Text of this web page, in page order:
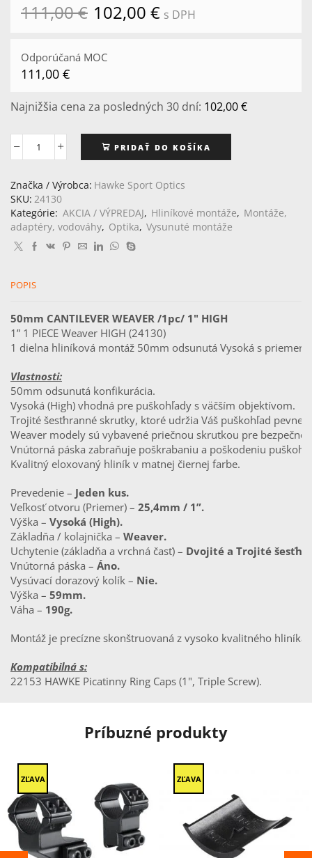
111,00€ Pôvodná
cena
111,00 €.
102,00 €Aktuálna
cena
s DPH
Odporúčaná MOC
111,00 €
Najnižšia cena za posledných 30 dní: 102,00€
množstvo
Tactical
Cantilever
Weaver
(1"/
1pcs)
PRIDAŤ DO KOŠÍKA
Značka / Výrobca: Hawke Sport Optics
SKU: 24130
Kategórie: AKCIA / VÝPREDAJ, Hliníkové montáže, Montáže,
adaptéry, vodováhy, Optika, Vysunuté montáže
POPIS
50mm CANTILEVER WEAVER /1pc/ 1" HIGH
1” 1 PIECE Weaver HIGH (24130)
1 dielna hliníková montáž 50mm odsunutá Vysoká s
Vlastnosti:
50mm odsunutá konfikurácia.
Vysoká (High) vhodná pre puškohľady s väčším objektívom.
Trojité šesťhranné skrutky, ktoré udržia Váš puškohľad pevne
Weaver modely sú vybavené priečnou skrutkou pre
Vnútorná páska zabraňuje poškrabaniu a poškodeniu
Kvalitný eloxovaný hliník v matnej čiernej farbe.
Prevedenie – Jeden kus.
Veľkosť otvoru (Priemer) – 25,4mm / 1”.
Výška – Vysoká (High).
Základňa / kolajnička – Weaver.
Uchytenie (základňa a vrchná časť) – Dvojité a Trojité
Vnútorná páska – Áno.
Vysúvací dorazový kolík – Nie.
Výška – 59mm.
Váha – 190g.
Montáž je precízne skonštruovaná z vysoko kvalitného
Kompatibilná s:
22153 HAWKE Picatinny Ring Caps (1", Triple Screw).
Príbuzné produkty
ZĽAVA ZĽAVA